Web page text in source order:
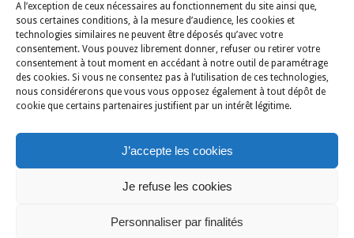
A l’exception de ceux nécessaires au fonctionnement du site ainsi que,
sous certaines conditions, à la mesure d’audience, les cookies et
technologies similaires ne peuvent être déposés qu’avec votre
consentement. Vous pouvez librement donner, refuser ou retirer votre
consentement à tout moment en accédant à notre outil de paramétrage
des cookies. Si vous ne consentez pas à l’utilisation de ces technologies,
nous considérerons que vous vous opposez également à tout dépôt de
cookie que certains partenaires justifient par un intérêt légitime.
J’accepte les cookies
Je refuse les cookies
Personnaliser par finalités
A consulter ICI
COMITÉ SOCIAL ET ÉCONOMIQUE CENTRAL D'AIR FRANCE
45, rue de Paris, bâtiment Pégase 3e étage - Ailes EST & SUD - CS 12691 -
Licence IM 095 12 0012 auprès d'ATOUT FRANCE : 79/81, rue de Clichy 75009
Paris - SIREN : 77574 0822 00447 - APE 9420Z - RC N° 138764/F auprès de la
Garantie Financière FMS UNAT : 8, rue César Franck – 75015 PARIS / Membre
2026 - / Direction Digital Marketing & Communication / Photos : Fotolia -